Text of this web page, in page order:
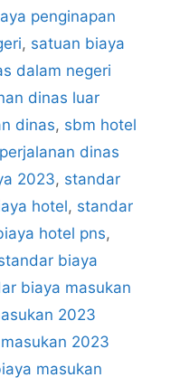
penginapan
, satuan biaya
dalam negeri
dinas luar
dinas, sbm hotel
dinas
2023, standar
hotel, standar
hotel pns,
biaya
biaya masukan
2023
2023
masukan